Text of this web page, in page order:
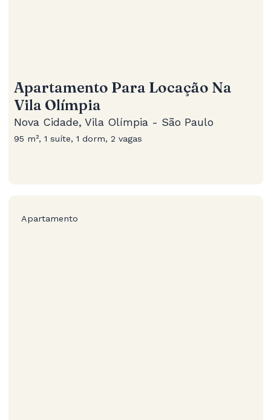
Apartamento Para Locação Na
Vila Olímpia
Nova Cidade, Vila Olímpia - São Paulo
95 m², 1 suíte, 1 dorm, 2 vagas
Apartamento